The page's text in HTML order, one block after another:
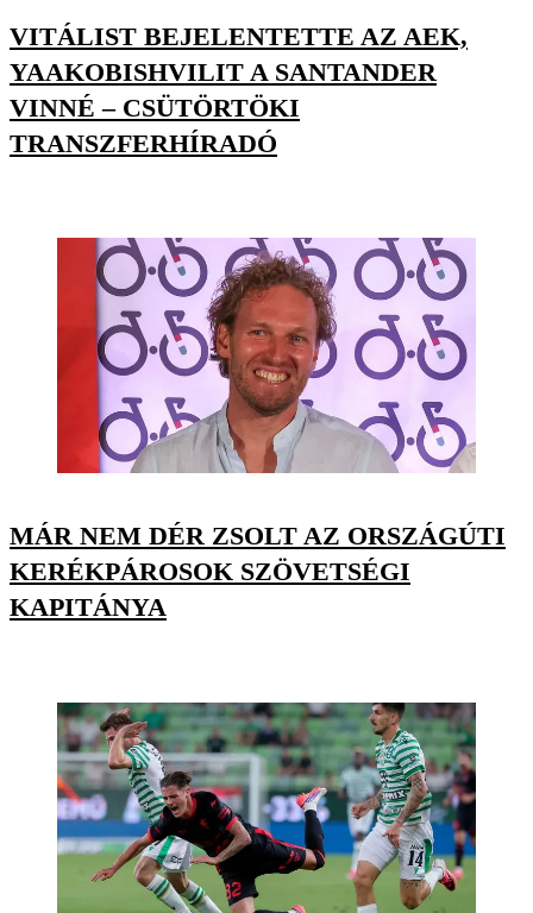
VITÁLIST BEJELENTETTE AZ AEK,
YAAKOBISHVILIT A SANTANDER
VINNÉ – CSÜTÖRTÖKI
TRANSZFERHÍRADÓ
MÁR NEM DÉR ZSOLT AZ ORSZÁGÚTI
KERÉKPÁROSOK SZÖVETSÉGI
KAPITÁNYA